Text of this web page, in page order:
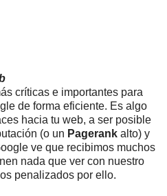
críticas e importantes para
de forma eficiente. Es algo
hacia tu web, a ser posible
(o un Pagerank alto) y
ve que recibimos muchos
nada que ver con nuestro
penalizados por ello.